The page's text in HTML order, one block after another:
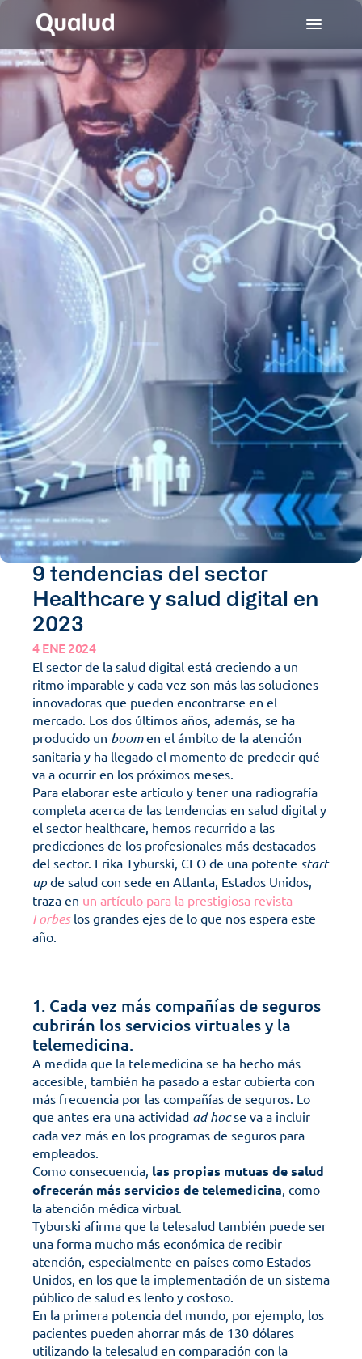
9 tendencias del sector
Healthcare y salud digital en
2023
4 ENE 2024
El sector de la salud digital está creciendo a un
ritmo imparable y cada vez son más las soluciones
innovadoras que pueden encontrarse en el
mercado. Los dos últimos años, además, se ha
producido un boom en el ámbito de la atención
sanitaria y ha llegado el momento de predecir qué
va a ocurrir en los próximos meses.
Para elaborar este artículo y tener una radiografía
completa acerca de las tendencias en salud digital y
el sector healthcare, hemos recurrido a las
predicciones de los profesionales más destacados
del sector. Erika Tyburski, CEO de una potente start
up de salud con sede en Atlanta, Estados Unidos,
traza en
Forbes los grandes ejes de lo que nos espera este
año.
1. Cada vez más compañías de seguros
cubrirán los servicios virtuales y la
telemedicina.
A medida que la telemedicina se ha hecho más
accesible, también ha pasado a estar cubierta con
más frecuencia por las compañías de seguros. Lo
que antes era una actividad ad hoc se va a incluir
cada vez más en los programas de seguros para
empleados.
Como consecuencia, las propias mutuas de salud
ofrecerán más servicios de telemedicina, como
la atención médica virtual.
Tyburski afirma que la telesalud también puede ser
una forma mucho más económica de recibir
atención, especialmente en países como Estados
Unidos, en los que la implementación de un sistema
público de salud es lento y costoso.
En la primera potencia del mundo, por ejemplo, los
pacientes pueden ahorrar más de 130 dólares
utilizando la telesalud en comparación con la